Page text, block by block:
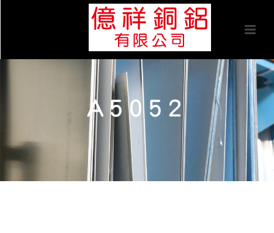
A5052